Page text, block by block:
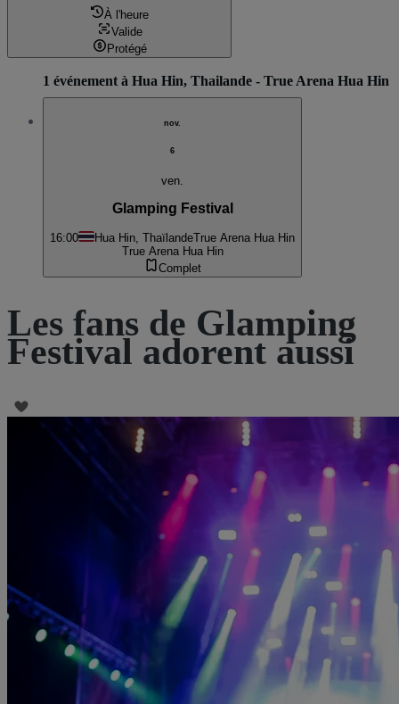
À l'heure
Valide
Protégé
1 événement à Hua Hin, Thailande - True Arena Hua Hin
nov.
6
ven.
Glamping Festival
16:00 Hua Hin, ThaïlandeTrue Arena Hua Hin
True Arena Hua Hin
Complet
Les fans de Glamping
Festival adorent aussi